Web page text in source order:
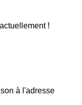
!
à l'adresse